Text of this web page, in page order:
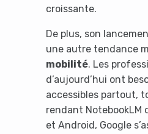
croissante.
De plus, son
une autre tendance
mobilité. Les
d’aujourd’hui ont
accessibles partout,
rendant NotebookLM
et Android, Google